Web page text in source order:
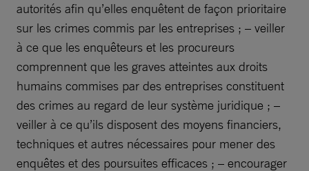
autorités afin qu’elles enquêtent de façon prioritaire
sur les crimes commis par les entreprises ; – veiller
à ce que les enquêteurs et les procureurs
comprennent que les graves atteintes aux droits
humains commises par des entreprises constituent
des crimes au regard de leur système juridique ; –
veiller à ce qu’ils disposent des moyens financiers,
techniques et autres nécessaires pour mener des
enquêtes et des poursuites efficaces ; – encourager